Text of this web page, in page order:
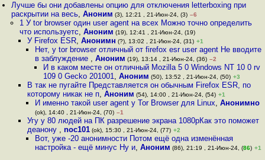
Лучше бы они добавлены опцию для отключения letterboxing при
раскрытии на весь,Аноним (3), 12:21 , 21-Июн-24, (3) –6
1 У tor browser один user agent на всех Можно точно определить
что используетс, Аноним (19), 12:41 , 21-Июн-24, (19)
У Firefox ESR, Анонимн (?), 13:02 , 21-Июн-24, (31) +1
Нет, у tor browser отличный от firefox esr user agent Не вводите
в заблуждение ,Аноним (19), 13:14 , 21-Июн-24, (36) –2
И в каком месте он отличный Mozilla 5 0 Windows NT 10 0 rv
109 0 Gecko 201001, Аноним (50), 13:52 , 21-Июн-24, (50) +3
В так не пугайте Представляется он обычным Firefox ESR, по
которому никак не п, Аноним (54), 14:00 , 21-Июн-24, (54) +1
И именно такой user agent у Tor Browser для Linux,Анонимно
(ok), 14:40 , 21-Июн-24, (70) –1
Угу у 80 людей на ПК разрешение экрана 1080рКак это поможет
деанону , noc101(ok), 15:30 , 21-Июн-24, (77) +2
Вот, уже -20 анонимности Потом ещё одна изменённая
настройка - ещё минус Ну и,Аноним (86), 21:19 , 21-Июн-24, (86) +1